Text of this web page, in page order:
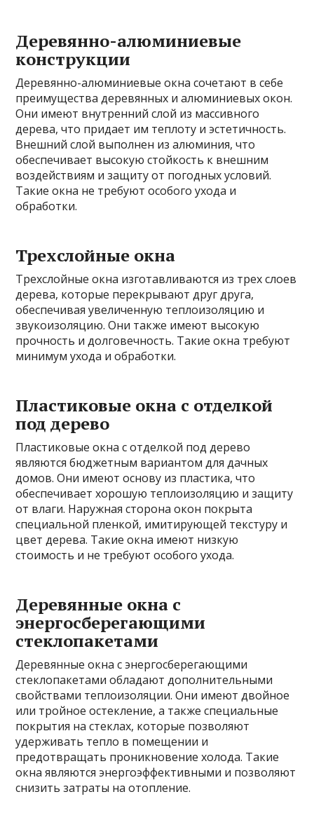
Деревянно-алюминиевые
конструкции
Деревянно-алюминиевые окна сочетают в себе
преимущества деревянных и алюминиевых окон.
Они имеют внутренний слой из массивного
дерева, что придает им теплоту и эстетичность.
Внешний слой выполнен из алюминия, что
обеспечивает высокую стойкость к внешним
воздействиям и защиту от погодных условий.
Такие окна не требуют особого ухода и
обработки.
Трехслойные окна
Трехслойные окна изготавливаются из трех слоев
дерева, которые перекрывают друг друга,
обеспечивая увеличенную теплоизоляцию и
звукоизоляцию. Они также имеют высокую
прочность и долговечность. Такие окна требуют
минимум ухода и обработки.
Пластиковые окна с отделкой
под дерево
Пластиковые окна с отделкой под дерево
являются бюджетным вариантом для дачных
домов. Они имеют основу из пластика, что
обеспечивает хорошую теплоизоляцию и защиту
от влаги. Наружная сторона окон покрыта
специальной пленкой, имитирующей текстуру и
цвет дерева. Такие окна имеют низкую
стоимость и не требуют особого ухода.
Деревянные окна с
энергосберегающими
стеклопакетами
Деревянные окна с энергосберегающими
стеклопакетами обладают дополнительными
свойствами теплоизоляции. Они имеют двойное
или тройное остекление, а также специальные
покрытия на стеклах, которые позволяют
удерживать тепло в помещении и
предотвращать проникновение холода. Такие
окна являются энергоэффективными и позволяют
снизить затраты на отопление.